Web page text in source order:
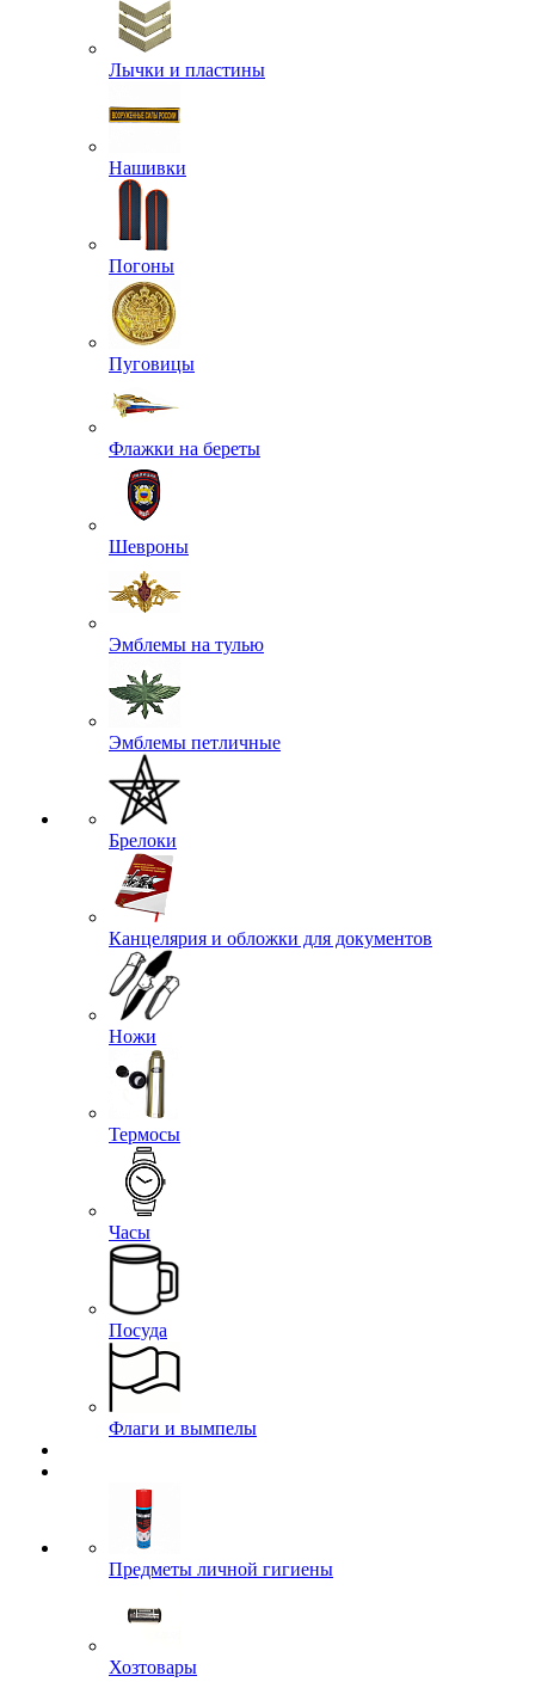
Лычки и пластины
Нашивки
Погоны
Пуговицы
Флажки на береты
Шевроны
Эмблемы на тулью
Эмблемы петличные
Брелоки
Канцелярия и обложки для документов
Ножи
Термосы
Часы
Посуда
Флаги и вымпелы
Предметы личной гигиены
Хозтовары